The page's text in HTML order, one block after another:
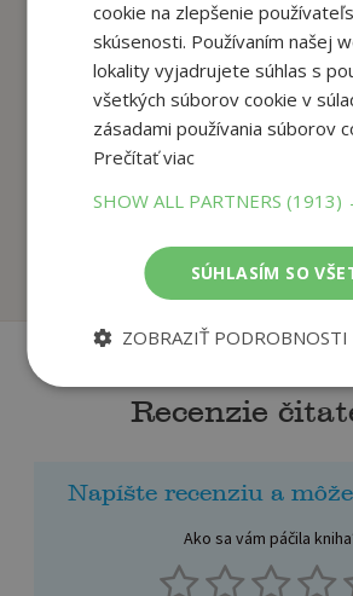
16,90€
14,37
Sasková Lucia
Na
Recenzie
Napíšte recenziu a
Ako sa vám páčila
cookie na zlepšenie
skúsenosti. Používaním našej
lokality vyjadrujete súhlas s
všetkých súborov cookie v
zásadami používania súborov
Prečítať viac
SHOW ALL PARTNERS(1913)
SÚHLASÍM SO
ZOBRAZIŤ PODROBNOSTI